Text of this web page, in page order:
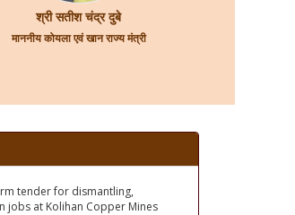
श्री सतीश चंद्र दुबे
माननीय कोयला एवं खान राज्य मंत्री
on Safety management for
& Kolihan Mines.